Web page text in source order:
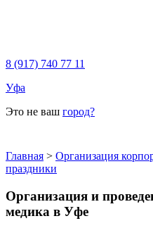
8 (917) 740 77 11
Уфа
Это не ваш город?
Главная > Организация
праздники
Организация и
медика в Уфе